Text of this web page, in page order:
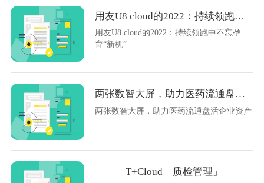
用友U8 cloud的2022：持续领跑中不忘孕育“新机”
用友U8 cloud的2022：持续领跑中不忘孕
育“新机”
两张数智大屏，助力医药流通盘活企业资产
两张数智大屏，助力医药流通盘活企业资产
T+Cloud「质检管理」